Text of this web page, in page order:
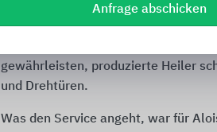
Montage bediente er seine Kunden
Ziel, rahmenlose und pflegeleichte
gewährleisten, produzierte Heiler
und Drehtüren.
Was den Service angeht, war für
Anfrage abschicken